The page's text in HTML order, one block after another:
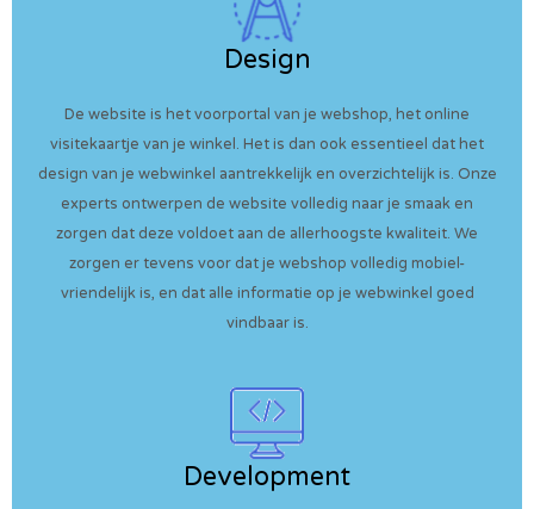
Design
De website is het voorportal van je webshop, het online
visitekaartje van je winkel. Het is dan ook essentieel dat het
design van je webwinkel aantrekkelijk en overzichtelijk is. Onze
experts ontwerpen de website volledig naar je smaak en
zorgen dat deze voldoet aan de allerhoogste kwaliteit. We
zorgen er tevens voor dat je webshop volledig mobiel-
vriendelijk is, en dat alle informatie op je webwinkel goed
vindbaar is.
Development